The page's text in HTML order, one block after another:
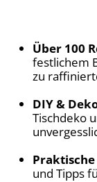
Über 100
festlichem
zu
DIY &
Tischdeko
und Tipps